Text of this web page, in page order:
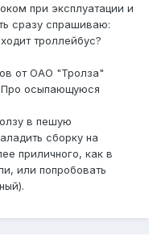
при эксплуатации и
сразу спрашиваю:
троллейбус?
от ОАО "Тролза"
Про осыпающуюся
в пешую
сборку на
приличного, как в
или попробовать